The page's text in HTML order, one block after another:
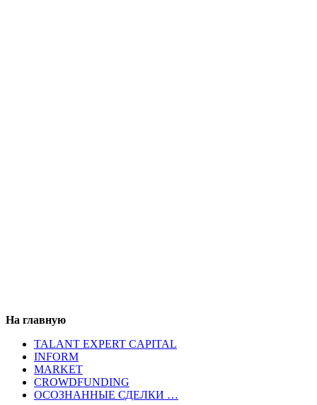
На главную
TALANT EXPERT CAPITAL
INFORM
MARKET
CROWDFUNDING
ОСОЗНАННЫЕ СДЕЛКИ …